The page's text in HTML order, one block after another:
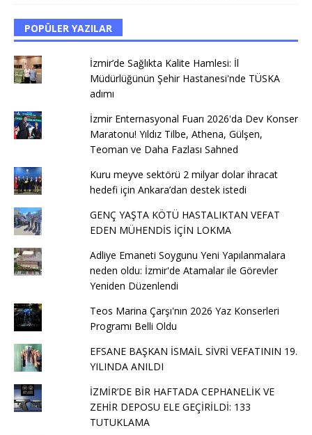
POPÜLER YAZILAR
İzmir’de Sağlıkta Kalite Hamlesi: İl
Müdürlüğünün Şehir Hastanesi'nde TÜSKA
adımı
İzmir Enternasyonal Fuarı 2026'da Dev Konser
Maratonu! Yıldız Tilbe, Athena, Gülşen,
Teoman ve Daha Fazlası Sahned
Kuru meyve sektörü 2 milyar dolar ihracat
hedefi için Ankara’dan destek istedi
GENÇ YAŞTA KÖTÜ HASTALIKTAN VEFAT
EDEN MÜHENDİS İÇİN LOKMA
Adliye Emaneti Soygunu Yeni Yapılanmalara
neden oldu: İzmir'de Atamalar ile Görevler
Yeniden Düzenlendi
Teos Marina Çarşı'nın 2026 Yaz Konserleri
Programı Belli Oldu
EFSANE BAŞKAN İSMAİL SİVRİ VEFATININ 19.
YILINDA ANILDI
İZMİR’DE BİR HAFTADA CEPHANELİK VE
ZEHİR DEPOSU ELE GEÇİRİLDİ: 133
TUTUKLAMA